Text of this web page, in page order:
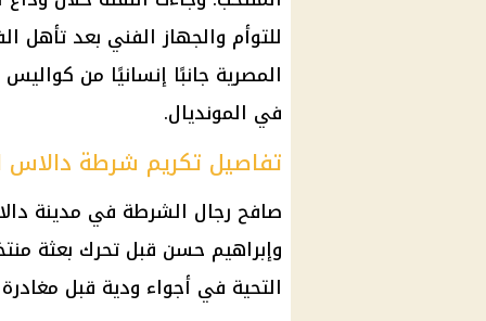
للتوأم والجهاز الفني بعد تأهل
المصرية جانبًا إنسانيًا من
في المونديال.
تفاصيل تكريم شرطة دالاس
صافح رجال الشرطة في مدينة
وإبراهيم حسن قبل تحرك بعثة
التحية في أجواء ودية قبل مغادرة